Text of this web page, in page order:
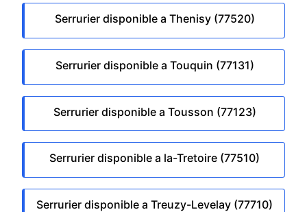
Serrurier disponible a Thenisy (77520)
Serrurier disponible a Touquin (77131)
Serrurier disponible a Tousson (77123)
Serrurier disponible a la-Tretoire (77510)
Serrurier disponible a Treuzy-Levelay (77710)